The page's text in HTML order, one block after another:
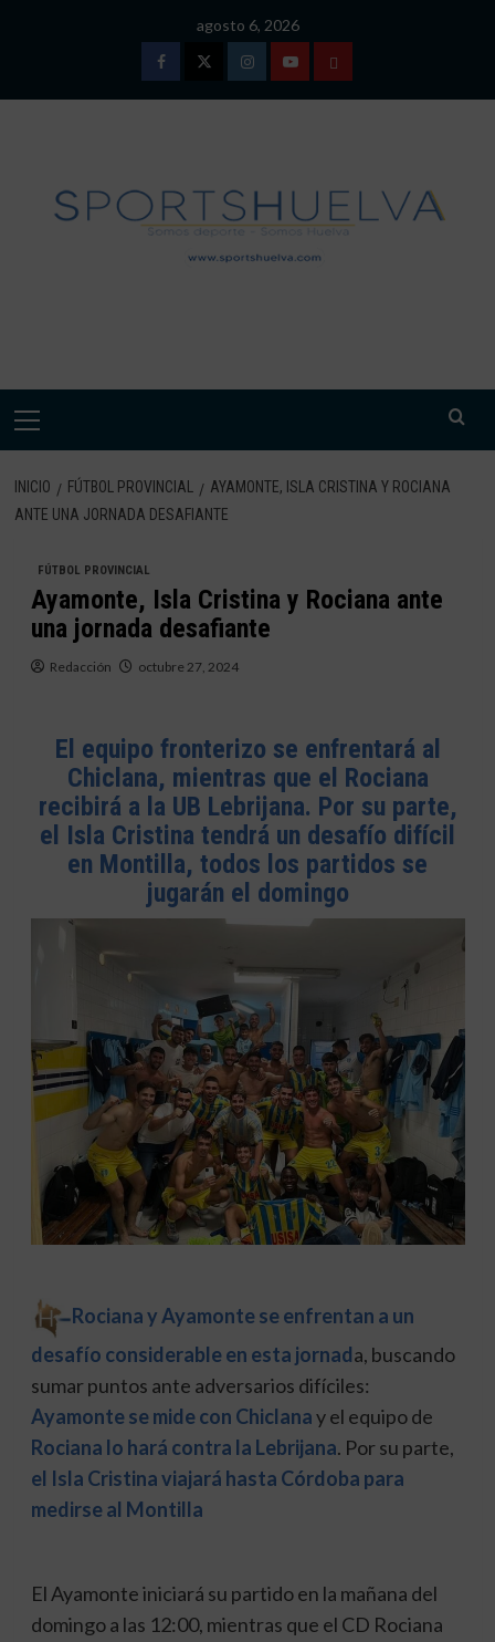
agosto 6, 2026
FacebookTwitterInstagramYoutubeTÉRMINOS
DE
USO
Menú
INICIO FÚTBOL PROVINCIAL
AYAMONTE, ISLA CRISTINA Y ROCIANA
ANTE UNA JORNADA DESAFIANTE
FÚTBOL PROVINCIAL
Ayamonte, Isla Cristina y Rociana ante
una jornada desafiante
Redacción octubre 27, 2024
El equipo fronterizo se enfrentará al
Chiclana, mientras que el Rociana
recibirá a la UB Lebrijana. Por su parte,
el Isla Cristina tendrá un desafío difícil
en Montilla, todos los partidos se
jugarán el domingo
Rociana y Ayamonte se enfrentan a un
desafío considerable en esta jornada, buscando
sumar puntos ante adversarios difíciles:
Ayamonte se mide con Chiclanay el equipo de
Rociana lo hará contra la Lebrijana. Por su parte,
el Isla Cristina viajará hasta Córdoba para
medirse al Montilla
El Ayamonte iniciará su partido en la mañana del
domingo a las 12:00, mientras que el CD Rociana